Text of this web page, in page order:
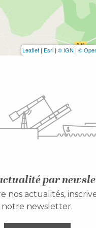
Leaflet | Esri | © IGN | ©
par
nos actualités,
notre newsletter.